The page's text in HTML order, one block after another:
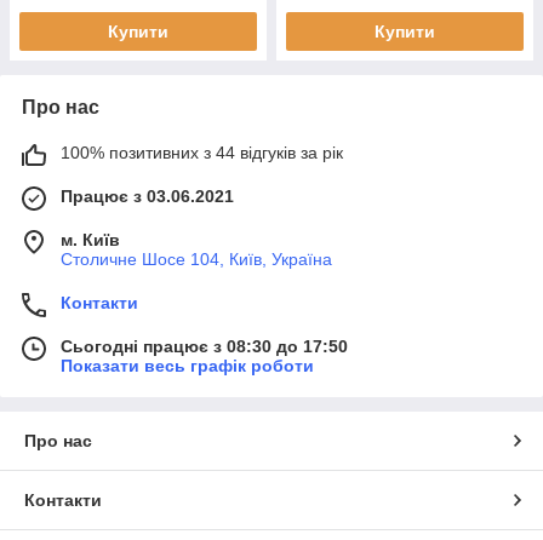
Купити Купити
Про нас
100% позитивних з 44 відгуків за рік
Працює з 03.06.2021
м. Київ
Столичне Шосе 104, Київ, Україна
Контакти
Сьогодні працює з 08:30 до 17:50
Показати весь графік роботи
Про нас
Контакти